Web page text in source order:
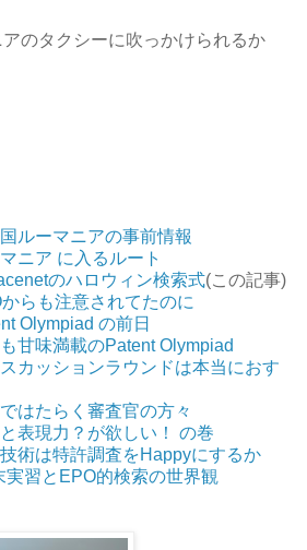
のタクシーに吹っかけられるか
ルーマニアの事前情報
ニア に入るルート
のハロウィン検索式(この記事)
らも注意されてたのに
Olympiad の前日
甘味満載のPatent Olympiad
カッションラウンドは本当におす
はたらく審査官の方々
表現力？が欲しい！ の巻
術は特許調査をHappyにするか
実習とEPO的検索の世界観